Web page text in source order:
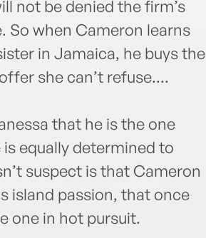
not be denied the firm’s
So when Cameron learns
in Jamaica, he buys the
she can’t refuse....
that he is the one
equally determined to
suspect is that Cameron
island passion, that once
one in hot pursuit.